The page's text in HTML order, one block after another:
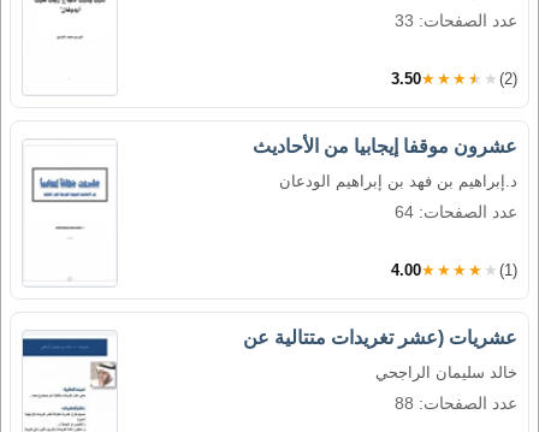
عدد الصفحات: 33
3.50★★★★★ (2)
عشرون موقفا إيجابيا من الأحاديث
د.إبراهيم بن فهد بن إبراهيم الودعان
عدد الصفحات: 64
4.00★★★★★ (1)
عشريات (عشر تغريدات متتالية عن
خالد سليمان الراجحي
عدد الصفحات: 88